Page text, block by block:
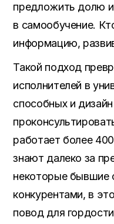
предложить долю и
в самообучение.
информацию,
Такой подход
исполнителей в
способных и
работает более
знают далеко за
некоторые бывшие
конкурентами, в
повод для